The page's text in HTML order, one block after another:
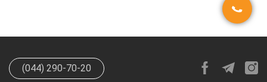
(044) 290-70-20